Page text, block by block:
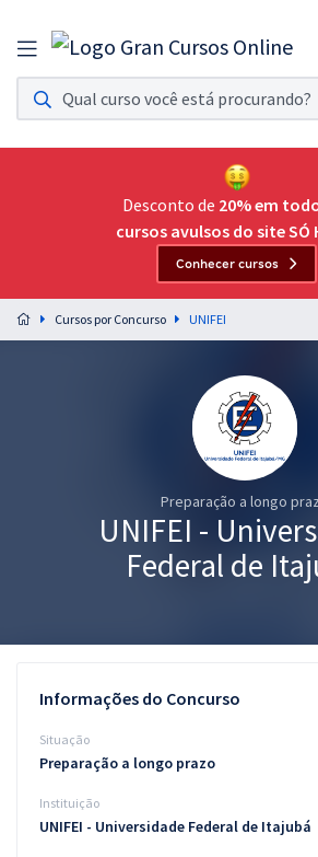
Assinatura Ilimitada 11
Acesso a todos os cursos. Teste grátis por 7 dias!
Assinatura OAB Até Passar
Acesso ilimitado a toda preparação para o Exame da
Preparação completa e intensiva para as principais
residências em saúde do Brasil
Conteúdo gratuito
Blog
Desconto de 20% em
cursos avulsos do site SÓ
Conhecer cursos
Cursos por Concurso UNIFEI
Preparação a longo
UNIFEI -
Federal de
Informações do Concurso
Situação
Preparação a longo prazo
Instituição
UNIFEI - Universidade Federal de Itajubá